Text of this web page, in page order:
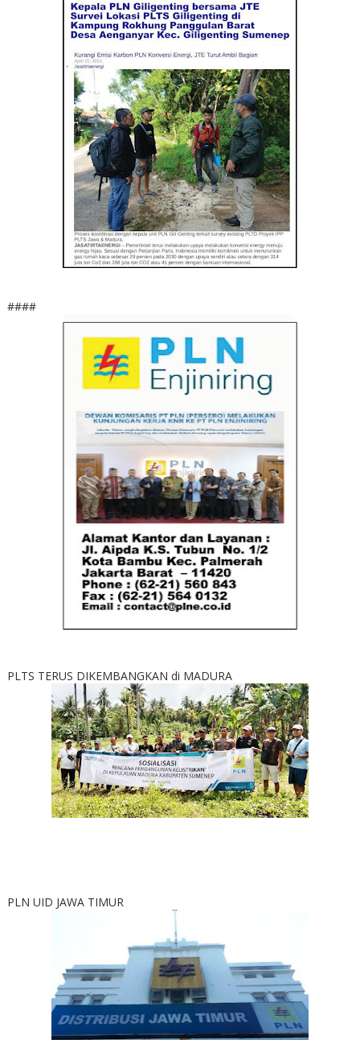
####
PLTS TERUS DIKEMBANGKAN di MADURA
PLN UID JAWA TIMUR